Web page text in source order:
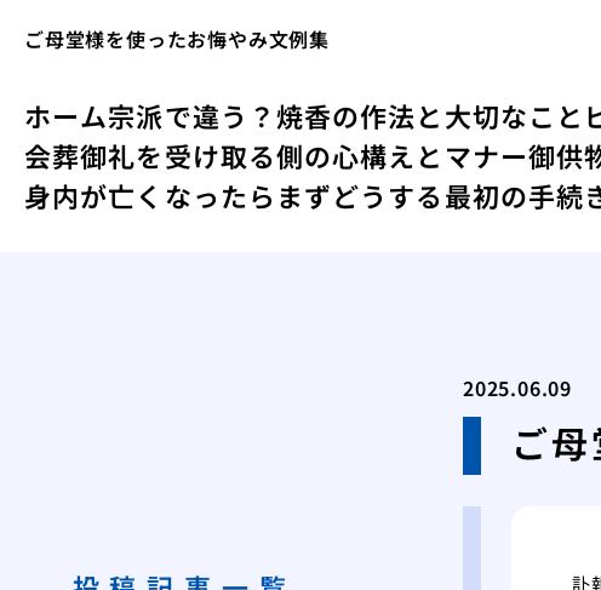
ご母堂様を使ったお悔やみ文例集
ホーム宗派で違う？焼香の作法と大切なこと
会葬御礼を受け取る側の心構えとマナー御供
身内が亡くなったらまずどうする最初の手続
2025.06.09
ご
訃